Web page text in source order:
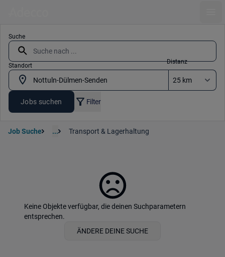
Suche
Standort
Distanz
Jobs suchen Filter
Job Suche ... Transport & Lagerhaltung
Keine Objekte verfügbar, die deinen Suchparametern
entsprechen.
ÄNDERE DEINE SUCHE